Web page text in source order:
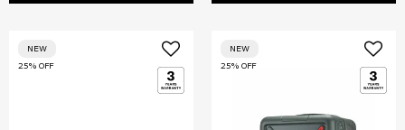
25% OFF
NEW
25% OFF
NEW